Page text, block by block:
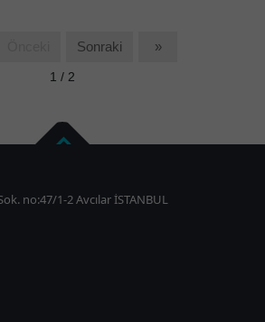
Sonraki »
1 / 2
no:47/1-2 Avcılar İSTANBUL